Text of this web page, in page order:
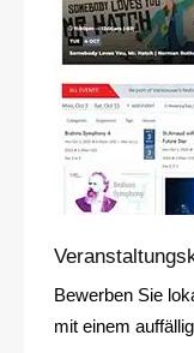
Bewerben Sie
mit einem